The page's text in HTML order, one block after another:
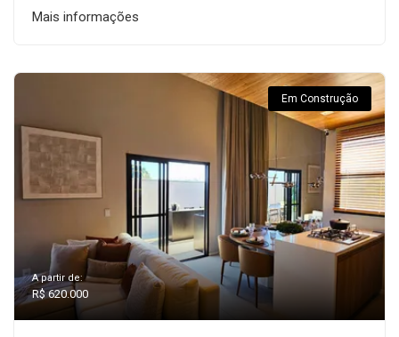
Mais informações
Em Construção
A partir de:
R$ 620.000